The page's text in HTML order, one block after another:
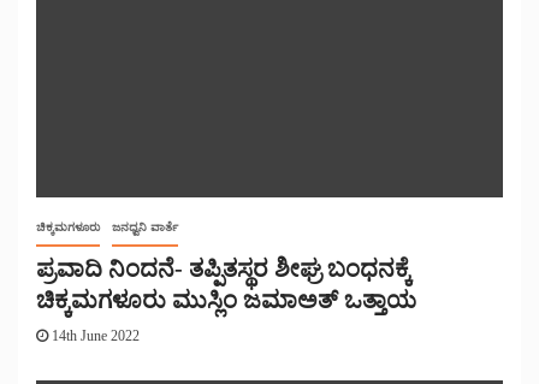
ಚಿಕ್ಕಮಗಳೂರು ಜನಧ್ವನಿ ವಾರ್ತೆ
ಪ್ರವಾದಿ ನಿಂದನೆ- ತಪ್ಪಿತಸ್ಥರ ಶೀಘ್ರ ಬಂಧನಕ್ಕೆ
ಚಿಕ್ಕಮಗಳೂರು ಮುಸ್ಲಿಂ ಜಮಾಅತ್ ಒತ್ತಾಯ
14th June 2022